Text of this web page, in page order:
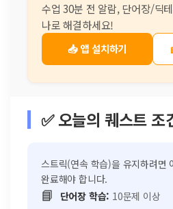
수업 30분 전 알람, 단어장/딕
나로 해결하세요!
📥 앱 설치하기
✅ 오늘의 퀘스트 조
스트릭(연속 학습)을 유지하려면
완료해야 합니다.
📘 단어장 학습: 10문제 이상